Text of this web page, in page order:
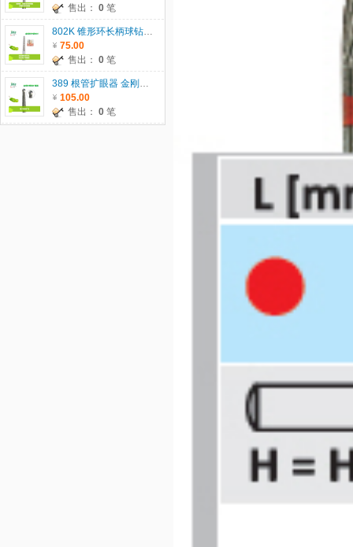
售出： 0 笔
802K 锥形环长柄球钻 金刚砂车针 瑞士JOTA原装进口 5支/板 单位：板
75.00
售出： 0 笔
389 根管扩眼器 金刚砂车针 瑞士JOTA原装进口 5支/板 单位：板
105.00
售出： 0 笔